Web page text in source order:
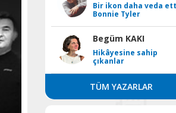
Bir ikon daha veda
Bonnie Tyler
Begüm KAKI
Hikâyesine sahip
çıkanlar
TÜM YAZARLAR